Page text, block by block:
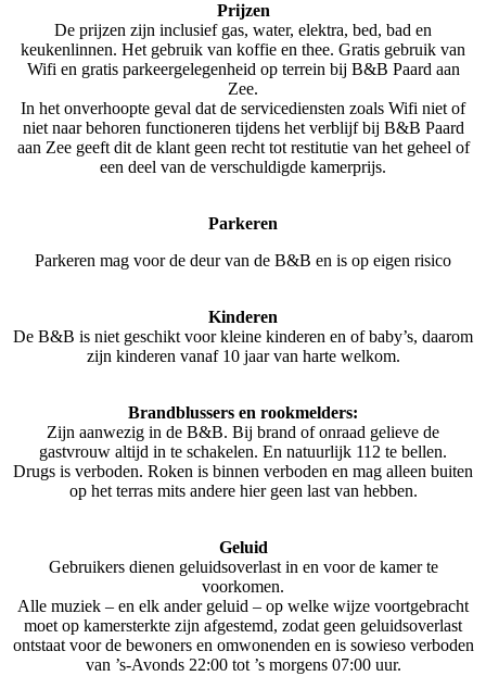
Prijzen
De prijzen zijn inclusief gas, water, elektra, bed, bad en
keukenlinnen. Het gebruik van koffie en thee. Gratis gebruik van
Wifi en gratis parkeergelegenheid op terrein bij B&B Paard aan
Zee.
In het onverhoopte geval dat de servicediensten zoals Wifi niet of
niet naar behoren functioneren tijdens het verblijf bij B&B Paard
aan Zee geeft dit de klant geen recht tot restitutie van het geheel of
een deel van de verschuldigde kamerprijs.
Parkeren
Parkeren mag voor de deur van de B&B en is op eigen risico
Kinderen
De B&B is niet geschikt voor kleine kinderen en of baby’s, daarom
zijn kinderen vanaf 10 jaar van harte welkom.
Brandblussers en rookmelders:
Zijn aanwezig in de B&B. Bij brand of onraad gelieve de
gastvrouw altijd in te schakelen. En natuurlijk 112 te bellen.
Drugs is verboden. Roken is binnen verboden en mag alleen buiten
op het terras mits andere hier geen last van hebben.
Geluid
Gebruikers dienen geluidsoverlast in en voor de kamer te
voorkomen.
Alle muziek – en elk ander geluid – op welke wijze voortgebracht
moet op kamersterkte zijn afgestemd, zodat geen geluidsoverlast
ontstaat voor de bewoners en omwonenden en is sowieso verboden
van ’s-Avonds 22:00 tot ’s morgens 07:00 uur.